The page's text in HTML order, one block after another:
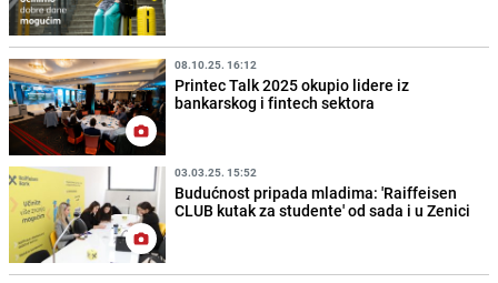
08.10.25. 16:12
Printec Talk 2025 okupio lidere iz
bankarskog i fintech sektora
03.03.25. 15:52
Budućnost pripada mladima: 'Raiffeisen
CLUB kutak za studente' od sada i u Zenici